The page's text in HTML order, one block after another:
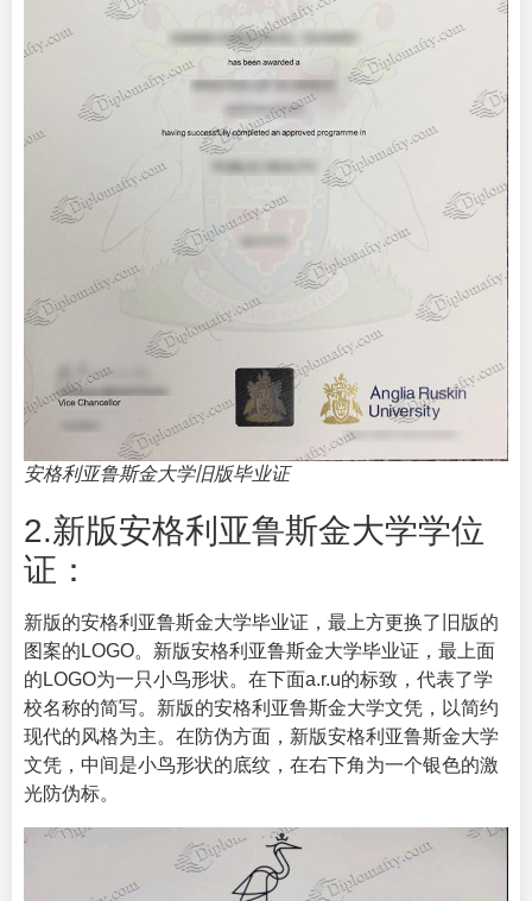
安格利亚鲁斯金大学旧版毕业证
2.新版安格利亚鲁斯金大学学位
证：
新版的安格利亚鲁斯金大学毕业证，最上方更换了旧版的
图案的LOGO。新版安格利亚鲁斯金大学毕业证，最上面
的LOGO为一只小鸟形状。在下面a.r.u的标致，代表了学
校名称的简写。新版的安格利亚鲁斯金大学文凭，以简约
现代的风格为主。在防伪方面，新版安格利亚鲁斯金大学
文凭，中间是小鸟形状的底纹，在右下角为一个银色的激
光防伪标。